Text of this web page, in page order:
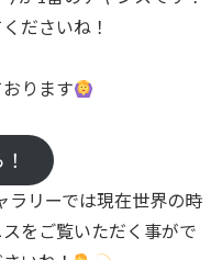
ださいね！
ります
ラリーでは現在世界の時
をご覧いただく事がで